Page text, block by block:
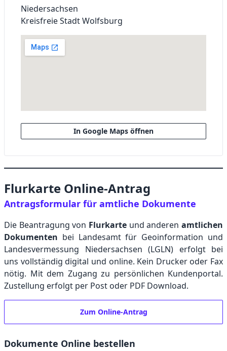
Niedersachsen
Kreisfreie Stadt Wolfsburg
In Google Maps öffnen
Flurkarte Online-Antrag
Antragsformular für amtliche Dokumente
Die Beantragung von Flurkarte und anderen amtlichen
Dokumenten bei Landesamt für Geoinformation und
Landesvermessung Niedersachsen (LGLN) erfolgt bei
uns vollständig digital und online. Kein Drucker oder Fax
nötig. Mit dem Zugang zu persönlichen Kundenportal.
Zustellung erfolgt per Post oder PDF Download.
Zum Online-Antrag
Dokumente Online bestellen